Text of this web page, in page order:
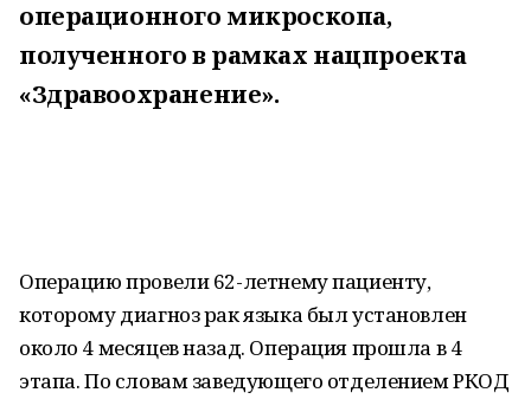
операционного микроскопа,
полученного в рамках нацпроекта
«Здравоохранение».
Операцию провели 62-летнему пациенту,
которому диагноз рак языка был установлен
около 4 месяцев назад. Операция прошла в 4
этапа. По словам заведующего отделением РКОД